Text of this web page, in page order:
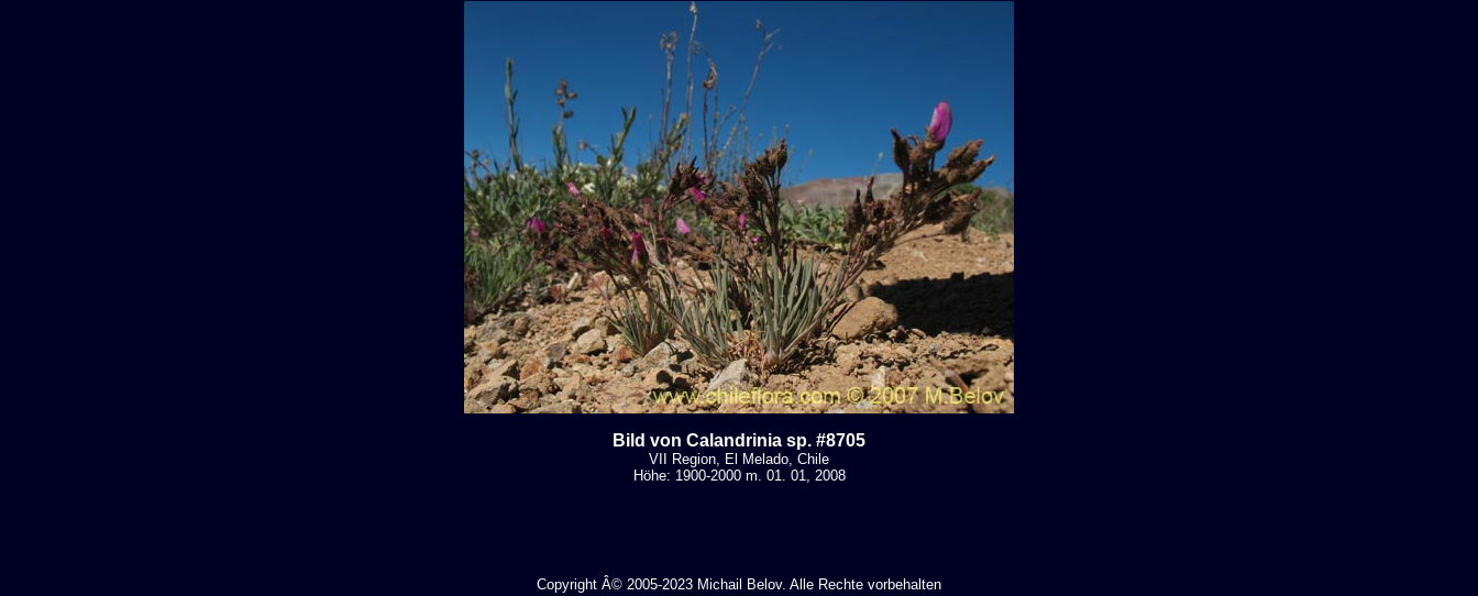
Bild von Calandrinia sp. #8705
VII Region, El Melado, Chile
Höhe: 1900-2000 m. 01. 01, 2008
Copyright Â© 2005-2023 Michail Belov. Alle Rechte vorbehalten